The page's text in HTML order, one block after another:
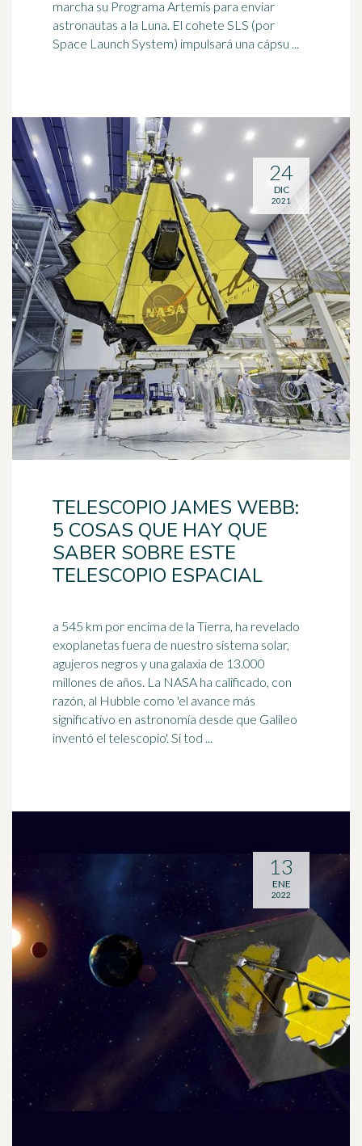
marcha su Programa Artemis para enviar
astronautas a la Luna. El cohete SLS (por
Space Launch System) impulsará una cápsu ...
TELESCOPIO JAMES WEBB:
5 COSAS QUE HAY QUE
SABER SOBRE ESTE
TELESCOPIO ESPACIAL
a 545 km por encima de la Tierra, ha revelado
exoplanetas fuera de nuestro sistema solar,
agujeros negros y una galaxia de 13.000
millones de años. La NASA ha calificado, con
razón, al Hubble como 'el avance más
significativo en astronomía desde que Galileo
inventó el telescopio'. Si tod ...
24
DIC
2021
13
ENE
2022